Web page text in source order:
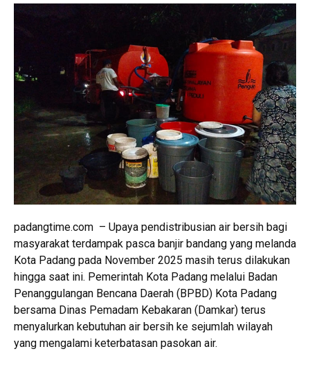
padangtime.com – Upaya pendistribusian air bersih bagi
masyarakat terdampak pasca banjir bandang yang melanda
Kota Padang pada November 2025 masih terus dilakukan
hingga saat ini. Pemerintah Kota Padang melalui Badan
Penanggulangan Bencana Daerah (BPBD) Kota Padang
bersama Dinas Pemadam Kebakaran (Damkar) terus
menyalurkan kebutuhan air bersih ke sejumlah wilayah
yang mengalami keterbatasan pasokan air.